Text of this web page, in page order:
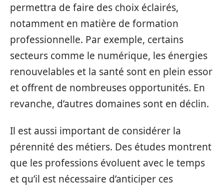
permettra de faire des choix éclairés,
notamment en matière de formation
professionnelle. Par exemple, certains
secteurs comme le numérique, les énergies
renouvelables et la santé sont en plein essor
et offrent de nombreuses opportunités. En
revanche, d’autres domaines sont en déclin.
Il est aussi important de considérer la
pérennité des métiers. Des études montrent
que les professions évoluent avec le temps
et qu’il est nécessaire d’anticiper ces